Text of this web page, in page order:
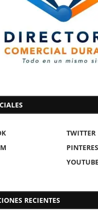
TWITTER
YOUTUBE
RECIENTES